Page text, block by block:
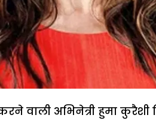
अभिनेत्री हुमा कुरैशी